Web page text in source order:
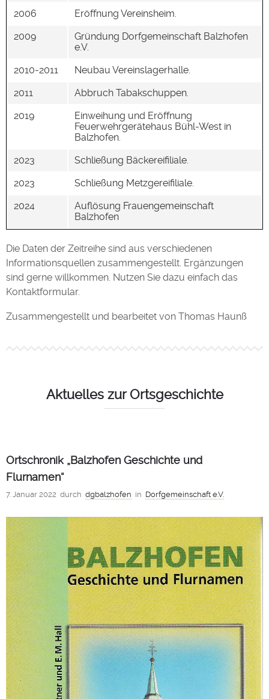
2006
Eröffnung Vereinsheim.
2009
Gründung Dorfgemeinschaft Balzhofen
e.V.
2010-2011
Neubau Vereinslagerhalle.
2011
Abbruch Tabakschuppen.
2019
Einweihung und Eröffnung
Feuerwehrgerätehaus Bühl-West in
Balzhofen.
2023
Schließung Bäckereifiliale.
2023
Schließung Metzgereifiliale.
2024
Auflösung Frauengemeinschaft
Balzhofen
Die Daten der Zeitreihe sind aus verschiedenen
Informationsquellen zusammengestellt. Ergänzungen
sind gerne willkommen. Nutzen Sie dazu einfach das
Kontaktformular.
Zusammengestellt und bearbeitet von Thomas Haunß
Aktuelles zur Ortsgeschichte
Ortschronik „Balzhofen Geschichte und
Flurnamen“
7. Januar 2022 durch dgbalzhofen in Dorfgemeinschaft e.V.